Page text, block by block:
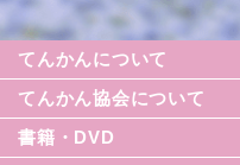
てんかんについて
てんかん協会について
書籍・DVD